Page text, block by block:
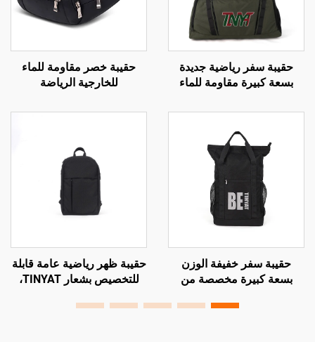
رياضية جديدة
مقاومة للماء
حقيبة خصر مقاومة للماء
للخارجية الرياضة
المشي مع الكلاب للرجال
حقيبة
خفيفة الوزن
مخصصة من
المصنع حقيبة
حقيبة ظهر رياضية عامة قابلة
للتخصيص بشعار TINYAT،
والسفر مع ميزة مقاومة الماء
حقيبة
من